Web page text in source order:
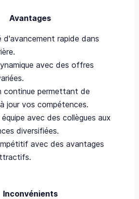
Avantages
d'avancement rapide dans
avec des offres
continue permettant de
jour vos compétences.
avec des collègues aux
diversifiées.
avec des avantages
Inconvénients